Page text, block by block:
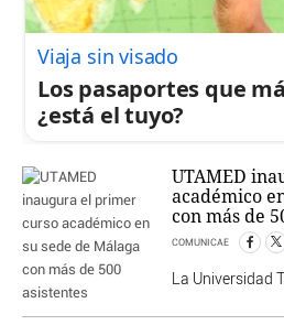
Viaja sin visado
Los pasaportes que
¿está el tuyo?
UTAMED
académico
con más de
COMUNICAE
La Universidad